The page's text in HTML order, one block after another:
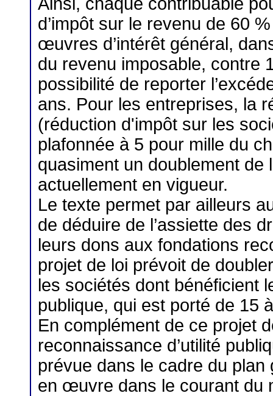
d’impôt sur le revenu de 60
œuvres d’intérêt général,
du revenu imposable, contre
possibilité de reporter
ans. Pour les entreprises, la
(réduction d'impôt sur les
plafonnée à 5 pour mille du
quasiment un doublement
actuellement en vigueur.
Le texte permet par ailleurs
de déduire de l’assiette des
leurs dons aux fondations
projet de loi prévoit de
les sociétés dont bénéficient
publique, qui est porté de 15
En complément de ce projet
reconnaissance d’utilité
prévue dans le cadre du
en œuvre dans le courant du